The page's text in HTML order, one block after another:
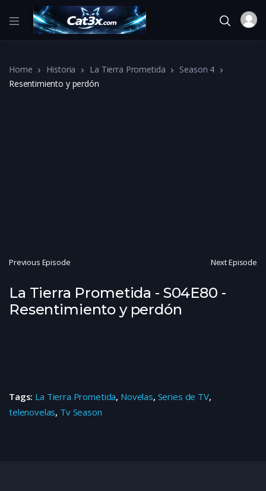
Home Historia La Tierra Prometida
Season 4
Resentimiento y perdón
Previous Episode Next Episode
La Tierra Prometida - S04E80 -
Resentimiento y perdón
Tags: La Tierra Prometida, Novelas, Series de TV,
telenovelas, Tv Season